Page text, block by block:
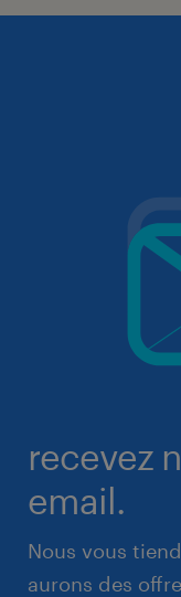
recevez
email.
Nous vous
aurons des